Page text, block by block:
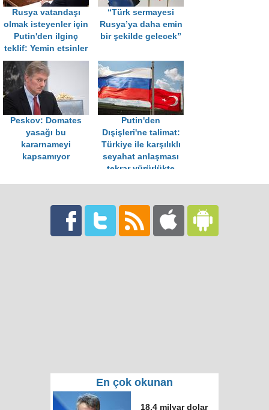
Rusya vatandaşı
olmak isteyenler için
Putin'den ilginç
teklif: Yemin etsinler
“Türk sermayesi
Rusya’ya daha emin
bir şekilde gelecek”
Peskov: Domates
yasağı bu
kararnameyi
kapsamıyor
Putin'den
Dışişleri'ne talimat:
Türkiye ile karşılıklı
seyahat anlaşması
tekrar yürürlükte
En çok okunan
18,4 milyar dolar